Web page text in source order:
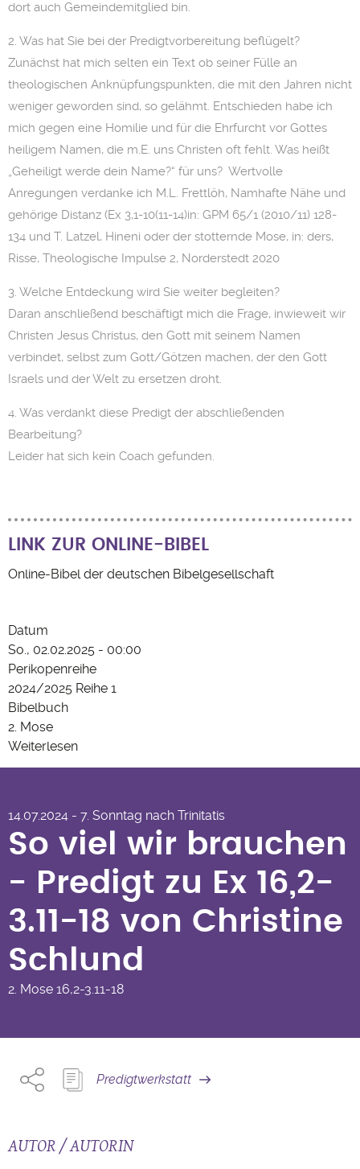
dort auch Gemeindemitglied bin.
2. Was hat Sie bei der Predigtvorbereitung beflügelt?
Zunächst hat mich selten ein Text ob seiner Fülle an
theologischen Anknüpfungspunkten, die mit den Jahren nicht
weniger geworden sind, so gelähmt. Entschieden habe ich
mich gegen eine Homilie und für die Ehrfurcht vor Gottes
heiligem Namen, die m.E. uns Christen oft fehlt. Was heißt
„Geheiligt werde dein Name?“ für uns? Wertvolle
Anregungen verdanke ich M.L. Frettlöh, Namhafte Nähe und
gehörige Distanz (Ex 3,1-10(11-14)in: GPM 65/1 (2010/11) 128-
134 und T. Latzel, Hineni oder der stotternde Mose, in: ders,
Risse, Theologische Impulse 2, Norderstedt 2020
3. Welche Entdeckung wird Sie weiter begleiten?
Daran anschließend beschäftigt mich die Frage, inwieweit wir
Christen Jesus Christus, den Gott mit seinem Namen
verbindet, selbst zum Gott/Götzen machen, der den Gott
Israels und der Welt zu ersetzen droht.
4. Was verdankt diese Predigt der abschließenden
Bearbeitung?
Leider hat sich kein Coach gefunden.
LINK ZUR ONLINE-BIBEL
Online-Bibel der deutschen Bibelgesellschaft
02.02.2025 - Letzter Sonntag
nach Epiphanias
Datum
So., 02.02.2025 - 00:00
Perikopenreihe
2024/2025 Reihe 1
Bibelbuch
2. Mose
Weiterlesen
02.02.2025
Sonntag
nach
So viel wir brauchen - Predigt
Christine Schlund
14.07.2024 - 7. Sonntag nach Trinitatis
So viel wir brauchen
- Predigt zu Ex 16,2-
3.11-18 von Christine
Schlund
2. Mose 16,2-3.11-18
Predigtwerkstatt
AUTOR / AUTORIN